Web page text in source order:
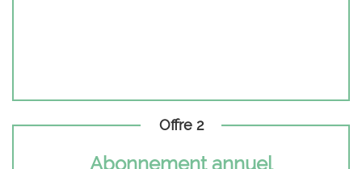
Offre 2
Abonnement annuel